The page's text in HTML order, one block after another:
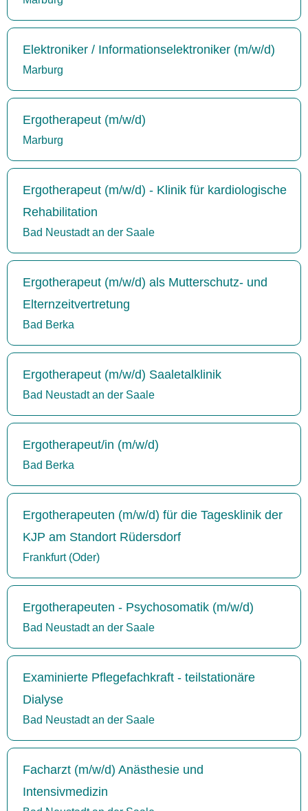
Elektroniker / Informationselektroniker (m/w/d)
Marburg
Ergotherapeut (m/w/d)
Marburg
Ergotherapeut (m/w/d) - Klinik für kardiologische
Rehabilitation
Bad Neustadt an der Saale
Ergotherapeut (m/w/d) als Mutterschutz- und
Elternzeitvertretung
Bad Berka
Ergotherapeut (m/w/d) Saaletalklinik
Bad Neustadt an der Saale
Ergotherapeut/in (m/w/d)
Bad Berka
Ergotherapeuten (m/w/d) für die Tagesklinik der
KJP am Standort Rüdersdorf
Frankfurt (Oder)
Ergotherapeuten - Psychosomatik (m/w/d)
Bad Neustadt an der Saale
Examinierte Pflegefachkraft - teilstationäre
Dialyse
Bad Neustadt an der Saale
Facharzt (m/w/d) Anästhesie und
Intensivmedizin